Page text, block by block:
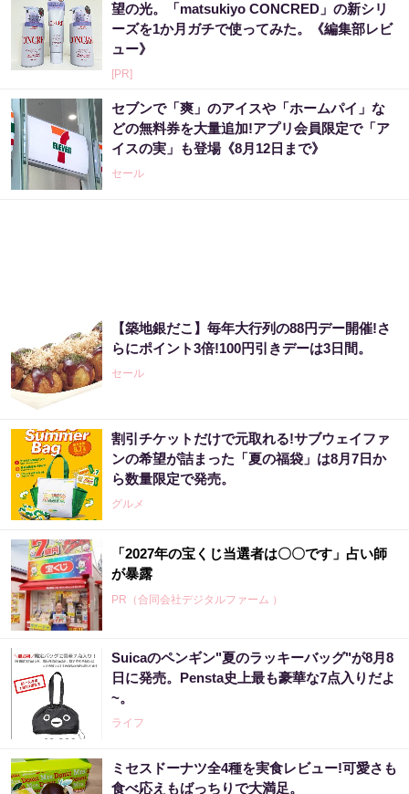
望の光。「matsukiyo CONCRED」の新シリ
ーズを1か月ガチで使ってみた。《編集部レビ
ュー》
[PR]
セブンで「爽」のアイスや「ホームパイ」な
どの無料券を大量追加!アプリ会員限定で「ア
イスの実」も登場《8月12日まで》
セール
【築地銀だこ】毎年大行列の88円デー開催!さ
らにポイント3倍!100円引きデーは3日間。
セール
割引チケットだけで元取れる!サブウェイファ
ンの希望が詰まった「夏の福袋」は8月7日か
ら数量限定で発売。
グルメ
「2027年の宝くじ当選者は〇〇です」占い師
が暴露
PR（合同会社デジタルファーム ）
Suicaのペンギン"夏のラッキーバッグ"が8月8
日に発売。Pensta史上最も豪華な7点入りだよ
~。
ライフ
ミセスドーナツ全4種を実食レビュー!可愛さも
食べ応えもばっちりで大満足。